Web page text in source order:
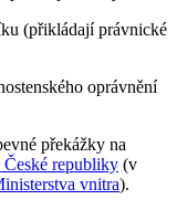
(přikládají právnické
oprávnění
překážky na
České republiky (v
vnitra).